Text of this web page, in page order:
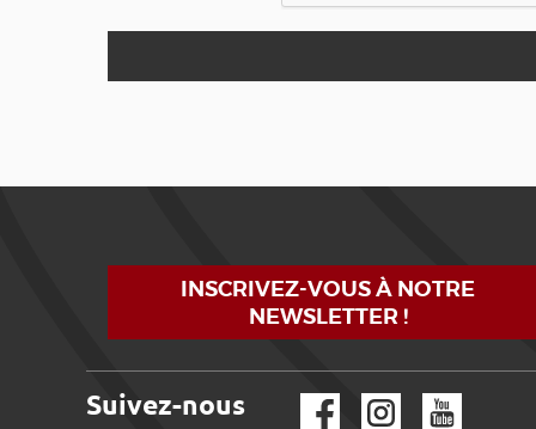
INSCRIVEZ-VOUS À NOTRE
NEWSLETTER !
Suivez-nous